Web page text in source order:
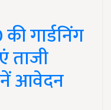
गार्डनिंग
ताजी
आवेदन